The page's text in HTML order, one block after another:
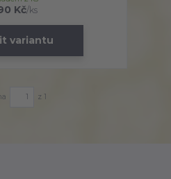
Kč/ks
variantu
z 1